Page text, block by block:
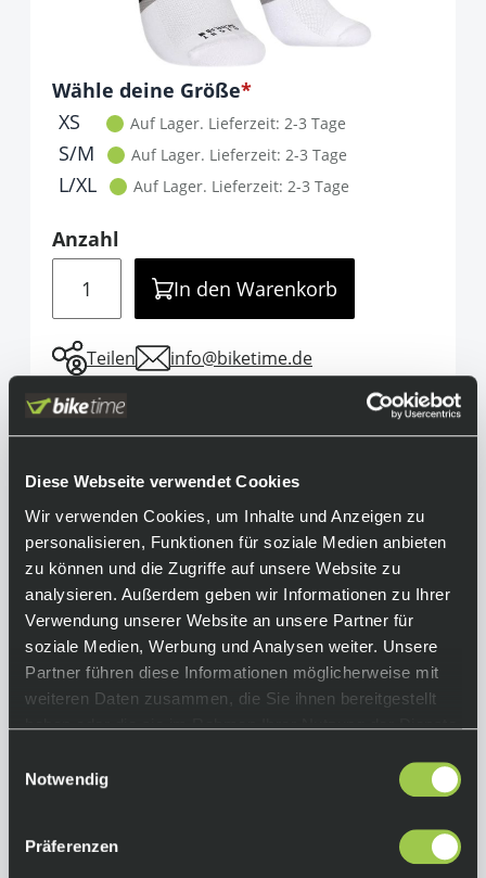
Diese Webseite verwendet Cookies
Wir verwenden Cookies, um Inhalte und Anzeigen zu
personalisieren, Funktionen für soziale Medien anbieten
zu können und die Zugriffe auf unsere Website zu
analysieren. Außerdem geben wir Informationen zu Ihrer
Verwendung unserer Website an unsere Partner für
soziale Medien, Werbung und Analysen weiter. Unsere
Partner führen diese Informationen möglicherweise mit
weiteren Daten zusammen, die Sie ihnen bereitgestellt
haben oder die sie im Rahmen Ihrer Nutzung der Dienste
Notwendig
Präferenzen
17,00 €
inkl. 19% Mwst. ,zzgl Versandkosten
Optionen
Wähle deine Größe
It is required to select one of the available
XS Auf Lager. Lieferzeit: 2-3 Tage
S/M Auf Lager. Lieferzeit: 2-3 Tage
L/XL Auf Lager. Lieferzeit: 2-3 Tage
Anzahl
In den Warenkorb
Teilen info@biketime.de
Informationen
Mit Aquafil® Microlon® ausgerüstet, bieten
die Gobik Superb Socken auch in der extra
langen Version hervorragende
Atmungsaktivität, Elastizität und Weichheit. Sie
sind der ideale Begleiter für lange
Trainingseinheiten und Wettkämpfe, da sie
optimalen Komfort und Widerstandsfähigkeit
für jede Herausforderung bieten.
Equipment
Funktionen:
• elastisches Band zur Unterstützung des